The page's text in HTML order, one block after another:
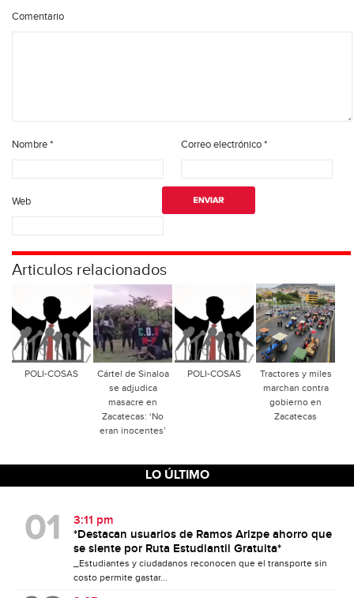
Comentario
Nombre* Correo electrónico*
Web
Articulos relacionados
POLI-COSAS
Cártel de Sinaloa
se adjudica
masacre en
Zacatecas: ‘No
eran inocentes’
POLI-COSAS
Tractores y miles
marchan contra
gobierno en
Zacatecas
LO ÚLTIMO
3:11 pm
*Destacan usuarios de Ramos Arizpe ahorro que
se siente por Ruta Estudiantil Gratuita*
_Estudiantes y ciudadanos reconocen que el transporte sin
costo permite gastar...